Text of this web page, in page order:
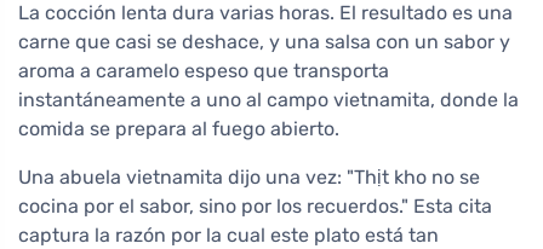
La cocción lenta dura varias horas. El resultado es una
carne que casi se deshace, y una salsa con un sabor y
aroma a caramelo espeso que transporta
instantáneamente a uno al campo vietnamita, donde la
comida se prepara al fuego abierto.
Una abuela vietnamita dijo una vez: "Thịt kho no se
cocina por el sabor, sino por los recuerdos." Esta cita
captura la razón por la cual este plato está tan